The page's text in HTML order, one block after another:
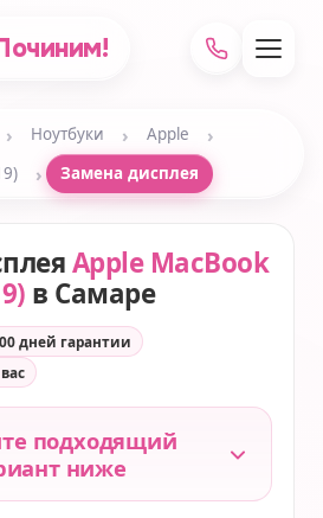
› Ноутбуки › Apple ›
› Замена дисплея
Apple MacBook
в Самаре
дней гарантии
подходящий
ниже